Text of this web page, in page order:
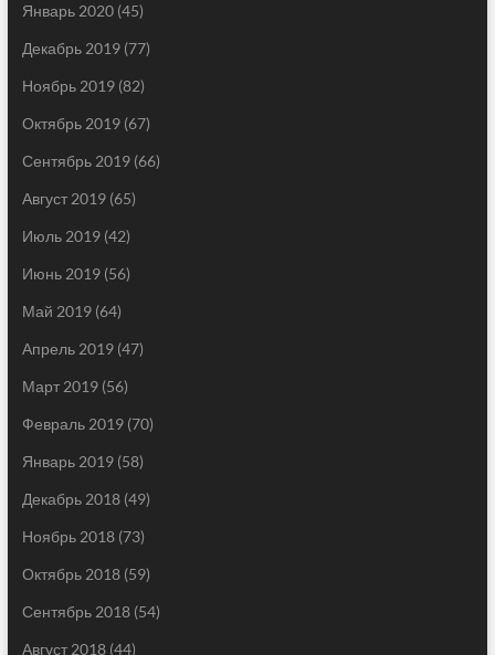
Январь 2020(45)
Декабрь 2019(77)
Ноябрь 2019(82)
Октябрь 2019(67)
Сентябрь 2019(66)
Август 2019(65)
Июль 2019(42)
Июнь 2019(56)
Май 2019(64)
Апрель 2019(47)
Март 2019(56)
Февраль 2019(70)
Январь 2019(58)
Декабрь 2018(49)
Ноябрь 2018(73)
Октябрь 2018(59)
Сентябрь 2018(54)
Август 2018(44)